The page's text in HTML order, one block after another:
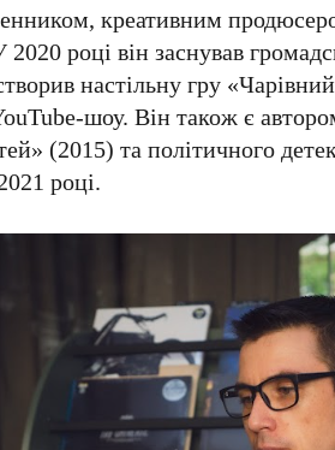
креативним
2020 році він заснував
настільну гру
шоу. Він також є
(2015) та політичного
році.